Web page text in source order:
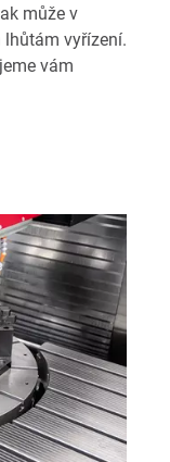
může v
vyřízení.
vám